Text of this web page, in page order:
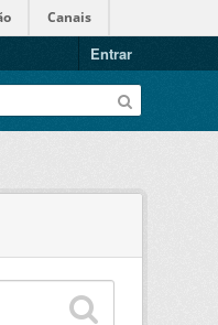
Canais
Entrar